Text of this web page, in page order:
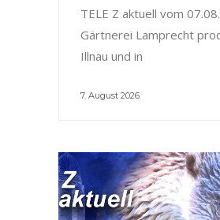
TELE Z aktuell vom
Gärtnerei Lamprecht
Illnau und in
7. August 2026